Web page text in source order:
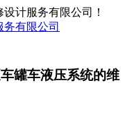
计服务有限公司！
罐车液压系统的维